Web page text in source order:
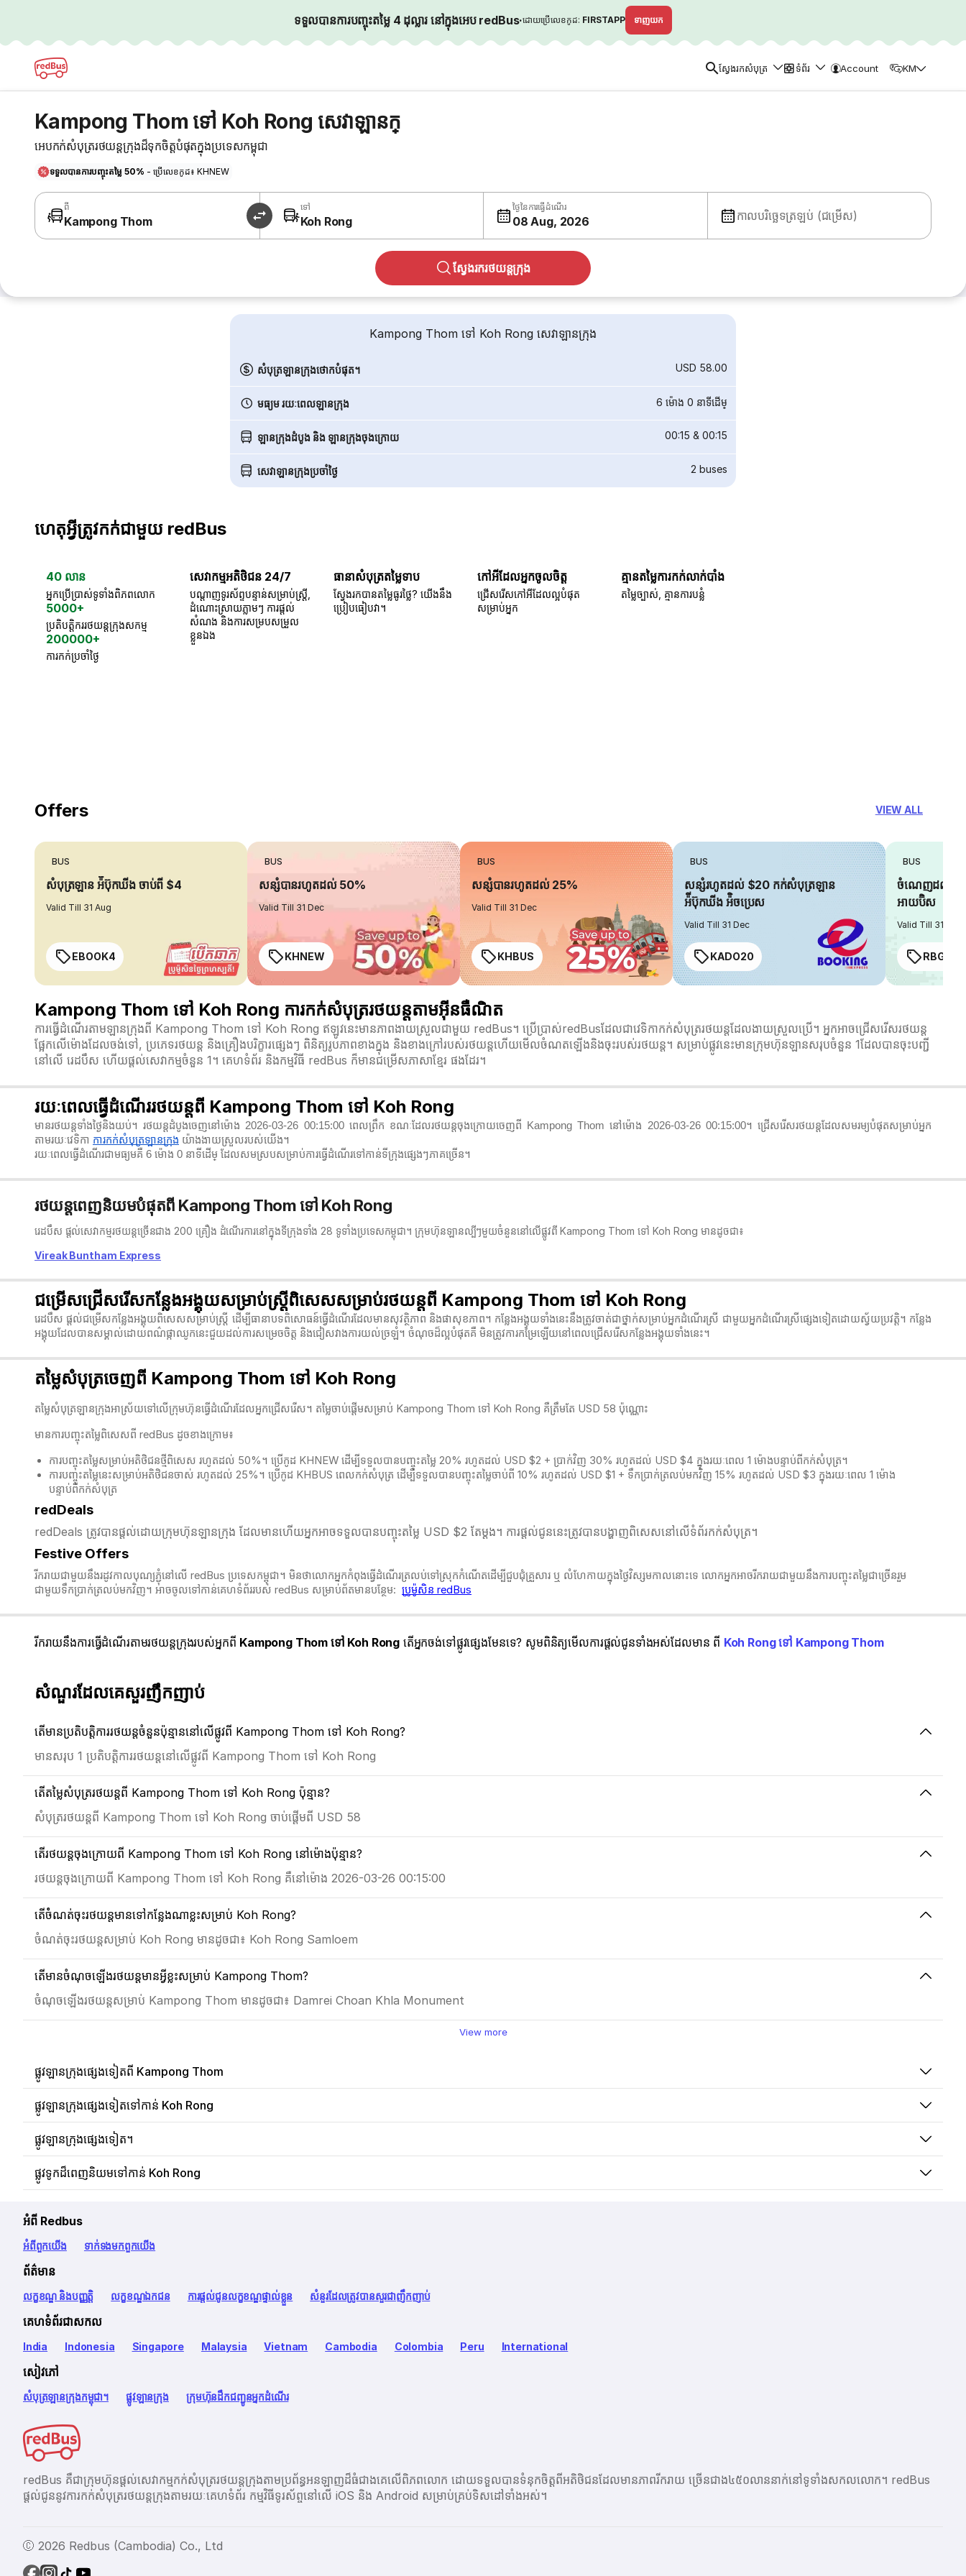
ទទួលបានការបញ្ចុះតម្លៃ 4 ដុល្លារ នៅក្នុងអេប redBus·ដោយប្រើលេខកូដ: FIRSTAPP ទាញយក
ស្វែងរកសំបុត្រ ទំព័រ Account KM
Kampong Thom ទៅ Koh Rong សេវាឡានក្
អេបកក់សំបុត្ររថយន្តក្រុងដ៏ទុកចិត្តបំផុតក្នុងប្រទេសកម្ពុជា
ទទួលបានការបញ្ចុះតម្លៃ 50% - ប្រើលេខកូដ៖ KHNEW
ពី
Kampong Thom
ទៅ
Koh Rong
ថ្ងៃនៃការធ្វើដំណើរ
08 Aug, 2026 កាលបរិច្ឆេទត្រឡប់ (ជម្រើស)
ស្វែងរករថយន្តក្រុង
Kampong Thom ទៅ Koh Rong សេវាឡានក្រុង
សំបុត្រឡានក្រុងថោកបំផុត។ USD 58.00
មធ្យម រយៈពេលឡានក្រុង 6 ម៉ោង 0 នាទី​ដើម្
ឡានក្រុងដំបូង និង ឡានក្រុងចុងក្រោយ 00:15 & 00:15
សេវាឡានក្រុងប្រចាំថ្ងៃ 2 buses
ហេតុអ្វីត្រូវកក់ជាមួយ redBus
40 លាន
អ្នកប្រើប្រាស់ទូទាំងពិភពលោក
5000+
ប្រតិបត្តិកររថយន្តក្រុងសកម្ម
200000+
ការកក់ប្រចាំថ្ងៃ
សេវាកម្មអតិថិជន 24/7
បណ្តាញទូរស័ព្ទបន្ទាន់សម្រាប់ស្ត្រី,
ដំណោះស្រាយភ្លាមៗ ការផ្តល់
សំណង និងការសម្របសម្រួល
ខ្លួនឯង
ធានាសំបុត្រតម្លៃទាប
ស្វែងរកបានតម្លៃធូរថ្លៃ? យើងនឹង
ប្រៀបធៀបវា។
កៅអីដែលអ្នកចូលចិត្ត
ជ្រើសរើសកៅអីដែលល្អបំផុត
សម្រាប់អ្នក
គ្មានតម្លៃការកក់លាក់បាំង
តម្លៃច្បាស់, គ្មានការបន្លំ
Offers VIEW ALL
BUS
សំបុត្រឡាន អ៉ីប៊ុកឃីង ចាប់ពី $4
Valid Till 31 Aug
EBOOK4
BUS
សន្សំបានរហូតដល់ 50%
Valid Till 31 Dec
KHNEW
BUS
សន្សំបានរហូតដល់ 25%
Valid Till 31 Dec
KHBUS
BUS
សន្សំរហូតដល់ $20 កក់សំបុត្រឡាន
អ៉ីប៊ុកឃីង អ៉ិចប្រេស
Valid Till 31 Dec
KADO20
BUS
ចំណេញដល់ $6
អាយប៊ិស
Valid Till 31 Dec
Kampong Thom ទៅ Koh Rong ការកក់សំបុត្ររថយន្តតាមអ៊ីនធឺណិត
ការធ្វើដំណើរតាមឡានក្រុងពី Kampong Thom ទៅ Koh Rong ឥឡូវនេះមានភាពងាយស្រួលជាមួយ redBus។ ប្រើប្រាស់redBusដែលជាវេទិកាកក់សំបុត្ររថយន្តដែលងាយស្រួលប្រើ។ អ្នកអាចជ្រើសរើសរថយន្ត
ផ្អែកលើម៉ោងដែលចង់ទៅ, ប្រភេទរថយន្ត និងគ្រឿងបរិក្ខារផ្សេងៗ ពិនិត្យរូបភាពខាងក្នុង និងខាងក្រៅរបស់រថយន្តហើយមើលចំណតឡើងនិងចុះរបស់រថយន្ត។ សម្រាប់ផ្លូវនេះមានក្រុមហ៊ុនឡានសរុបចំនួន 1ដែលបានចុះបញ្ជី
នៅលើ រេដបឹស ហើយផ្តល់សេវាកម្មចំនួន 1។ គេហទំព័រ និងកម្មវិធី redBus ក៏មានជម្រើសភាសាខ្មែរ ផងដែរ។
រយៈពេលធ្វើដំណើររថយន្តពី Kampong Thom ទៅ Koh Rong
មានរថយន្តទាំងថ្ងៃនិងយប់។ រថយន្តដំបូងចេញនៅម៉ោង 2026-03-26 00:15:00 ពេលព្រឹក ខណៈដែលរថយន្តចុងក្រោយចេញពី Kampong Thom នៅម៉ោង 2026-03-26 00:15:00។ ជ្រើសរើសរថយន្តដែលសមរម្យបំផុតសម្រាប់អ្នក
តាមរយៈវេទិកា ការកក់សំបុត្រឡានក្រុង យ៉ាងងាយស្រួលរបស់យើង។
រយៈពេលធ្វើដំណើរជាមធ្យមគឺ 6 ម៉ោង 0 នាទី​ដើម្ ដែលសមស្របសម្រាប់ការធ្វើដំណើរទៅកាន់ទីក្រុងផ្សេងៗភាគច្រើន។
រថយន្តពេញនិយមបំផុតពី Kampong Thom ទៅ Koh Rong
រេដបឹស ផ្តល់សេវាកម្មរថយន្តច្រើនជាង 200 គ្រឿង ដំណើរការនៅក្នុងទីក្រុងទាំង 28 ទូទាំងប្រទេសកម្ពុជា។ ក្រុមហ៊ុនឡានល្បីៗមួយចំនួននៅលើផ្លូវពី Kampong Thom ទៅ Koh Rong មានដូចជា៖
Vireak Buntham Express
ជម្រើសជ្រើសរើសកន្លែងអង្គុយសម្រាប់ស្ត្រីពិសេសសម្រាប់រថយន្តពី Kampong Thom ទៅ Koh Rong
រេដបឹស ផ្តល់ជម្រើសកន្លែងអង្គុយពិសេសសម្រាប់ស្ត្រី ដើម្បីធានាបទពិសោធន៍ធ្វើដំណើរដែលមានសុវត្ថិភាព និងផាសុខភាព។ កន្លែងអង្គុយទាំងនេះនឹងត្រូវចាត់ជាថ្នាក់សម្រាប់អ្នកដំណើរស្រី ជាមួយអ្នកដំណើរស្រីផ្សេងទៀតដោយស្វ័យប្រវត្តិ។ កន្លែង
អង្គុយដែលបានសម្គាល់ដោយពណ៌ផ្កាឈូកនេះជួយដល់ការសម្រេចចិត្ត និងជៀសវាងការយល់ច្រឡំ។ ចំណុចដ៏ល្អបំផុតគឺ មិនត្រូវការកម្រៃឡើយនៅពេលជ្រើសរើសកន្លែងអង្គុយទាំងនេះ។
តម្លៃសំបុត្រចេញពី Kampong Thom ទៅ Koh Rong
តម្លៃសំបុត្រឡានក្រុងអាស្រ័យទៅលើក្រុមហ៊ុនធ្វើដំណើរដែលអ្នកជ្រើសរើស។ តម្លៃចាប់ផ្តើមសម្រាប់ Kampong Thom ទៅ Koh Rong គឺត្រឹមតែ USD 58 ប៉ុណ្ណោះ
មានការបញ្ចុះតម្លៃពិសេសពី redBus ដូចខាងក្រោម៖
ការបញ្ចុះតម្លៃសម្រាប់អតិថិជនថ្មីពិសេស រហូតដល់ 50%។ ប្រើកូដ KHNEW ដើម្បីទទួលបានបញ្ចុះតម្លៃ 20% រហូតដល់ USD $2 + ប្រាក់វិញ 30% រហូតដល់ USD $4 ក្នុងរយៈពេល 1 ម៉ោងបន្ទាប់ពីកក់សំបុត្រ។
ការបញ្ចុះតម្លៃនេះសម្រាប់អតិថិជនចាស់ រហូតដល់ 25%។ ប្រើកូដ KHBUS ពេលកក់សំបុត្ រ ដើម្បីទទួលបានបញ្ចុះតម្លៃចាប់ពី 10% រហូតដល់ USD $1 + ទឹកប្រាក់ត្រលប់មកវិញ 15% រហូតដល់ USD $3 ក្នុងរយៈពេល 1 ម៉ោង
បន្ទាប់ពីកក់សំបុត្
redDeals
redDeals ត្រូវបានផ្តល់ដោយក្រុមហ៊ុនឡានក្រុង ដែលមានហើយអ្នកអាចទទួលបានបញ្ចុះតម្លៃ USD $2 តែម្ដង។ ការផ្តល់ជូននេះត្រូវបានបង្ហាញពិសេសនៅលើទំព័រកក់សំបុត្រ។​​
Festive Offers
រីករាយជាមួយនឹងរដូវកាលបុណ្យភ្ជុំ​នៅលើ redBus ប្រទេសកម្ពុជា។ មិនថាលោកអ្នកកំពុងធ្វើដំណើរត្រលប់ទៅស្រុកកំណើតដើម្បីជួបជុំគ្រួសារ ឬ លំហែកាយក្នុងថ្ងៃវិស្សមកាលនោះទេ លោកអ្នកអាចរីករាយជាមួយនឹងការបញ្ចុះតម្លៃជាច្រើនរួម
ជាមួយទឹកប្រាក់ត្រលប់មកវិញ។ អាចចូលទៅកាន់គេហទំព័ររបស់ redBus សម្រាប់ព័តមានបន្ថែម: ប្រូម៉ូសិន redBus
រីករាយនឹងការធ្វើដំណើរតាមរថយន្តក្រុងរបស់អ្នកពី Kampong Thom ទៅ Koh Rong តើអ្នកចង់ទៅផ្លូវផ្សេងមែនទេ? សូមពិនិត្យមើលការផ្តល់ជូនទាំងអស់ដែលមាន ពី Koh Rong ទៅ Kampong Thom
សំណួរដែលគេសួរញឹកញាប់
តើមានប្រតិបត្តិការរថយន្តចំនួនប៉ុន្មាននៅលើផ្លូវពី Kampong Thom ទៅ Koh Rong?
មានសរុប 1 ប្រតិបត្តិការរថយន្តនៅលើផ្លូវពី Kampong Thom ទៅ Koh Rong
តើតម្លៃសំបុត្ររថយន្តពី Kampong Thom ទៅ Koh Rong ប៉ុន្មាន?
សំបុត្ររថយន្តពី Kampong Thom ទៅ Koh Rong ចាប់ផ្តើមពី USD 58
តើរថយន្តចុងក្រោយពី Kampong Thom ទៅ Koh Rong នៅម៉ោងប៉ុន្មាន?
រថយន្តចុងក្រោយពី Kampong Thom ទៅ Koh Rong គឺនៅម៉ោង 2026-03-26 00:15:00
តើចំំណត់ចុះរថយន្តមានទៅកន្លែងណាខ្លះសម្រាប់ Koh Rong?
ចំណត់ចុះរថយន្តសម្រាប់ Koh Rong មានដូចជា៖ Koh Rong Samloem
តើមានចំណុចឡើងរថយន្តមានអ្វីខ្លះសម្រាប់ Kampong Thom?
ចំណុចឡើងរថយន្តសម្រាប់ Kampong Thom មានដូចជា៖ Damrei Choan Khla Monument
View more
ផ្លូវឡានក្រុងផ្សេងទៀតពី Kampong Thom
ផ្លូវឡានក្រុងផ្សេងទៀតទៅកាន់ Koh Rong
ផ្លូវឡានក្រុងផ្សេងទៀត។
ផ្លូវទូកដ៏ពេញនិយមទៅកាន់ Koh Rong
អំពី Redbus
អំពី​ពួក​យើង ទាក់ទង​មក​ពួក​យើង
ព័ត៌មាន
លក្ខខណ្ឌ និងបញ្ញត្តិ លក្ខខណ្ឌឯកជន ការផ្តល់ជូនលក្ខខណ្ឌផ្ទាល់ខ្លួន សំនួរដែលត្រូវបានសួរជាញឹកញាប់
គេហទំព័រជាសកល
India Indonesia Singapore Malaysia Vietnam Cambodia Colombia Peru International
សៀវភៅ
សំបុត្រឡានក្រុងកម្ពុជា។ ផ្លូវឡានក្រុង ក្រុមហ៊ុនដឹកជញ្ជូនអ្នកដំណើរ
redBus គឺជាក្រុមហ៊ុនផ្តល់សេវាកម្មកក់សំបុត្ររថយន្តក្រុងតាមប្រព័ន្ធអនឡាញដ៏ធំជាងគេលើពិភពលោក ដោយទទួលបានទំនុកចិត្តពីអតិថិជនដែលមានភាពរីករាយ ច្រើនជាង​៤៥០លាននាក់នៅទូទាំងសកលលោក។ redBus
ផ្ដល់ជូននូវការកក់សំបុត្ររថយន្តក្រុងតាមរយៈគេហទំព័រ កម្មវិធីទូរស័ព្ចនៅលើ iOS និង Android សម្រាប់គ្រប់ទិសដៅទាំងអស់។
Ⓒ 2026 Redbus (Cambodia) Co., Ltd